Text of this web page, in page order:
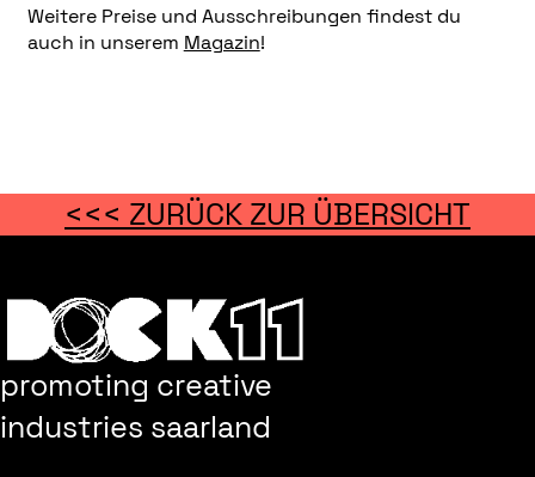
Weitere Preise und Ausschreibungen findest du
auch in unserem Magazin!
<<< ZURÜCK ZUR ÜBERSICHT
promoting creative
industries saarland